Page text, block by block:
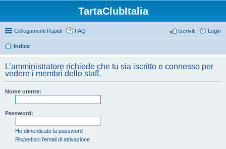
TartaClubItalia
Collegamenti Rapidi FAQ Login
Iscriviti
Indice
L’amministratore richiede che tu sia iscritto e connesso per
vedere i membri dello staff.
Nome utente:
Password:
Ho dimenticato la password
Rispedisci l’email di attivazione